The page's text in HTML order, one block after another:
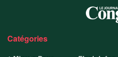
Catégories